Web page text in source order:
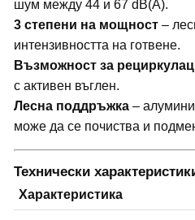
шум между 44 и 67 dB(A).
3 степени на мощност –
интензивността на готвене.
Възможност за
с активен въглен.
Лесна поддръжка –
може да се почиства и
Технически
Характеристика